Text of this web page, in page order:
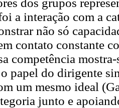
a interação com a
não só
contato constante
competência
papel do dirigente
um mesmo ideal
junto e